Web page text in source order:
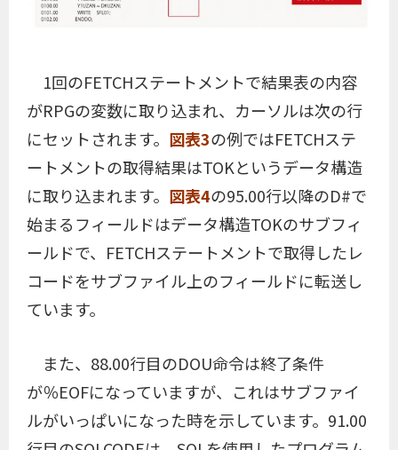
1回のFETCHステートメントで結果表の内容
がRPGの変数に取り込まれ、カーソルは次の行
にセットされます。 図表3の例ではFETCHステ
ートメントの取得結果はTOKというデータ構造
に取り込まれます。 図表4の95.00行以降のD#で
始まるフィールドはデータ構造TOKのサブフィ
ールドで、FETCHステートメントで取得したレ
コードをサブファイル上のフィールドに転送し
ています。
また、88.00行目のDOU命令は終了条件
が％EOFになっていますが、これはサブファイ
ルがいっぱいになった時を示しています。91.00